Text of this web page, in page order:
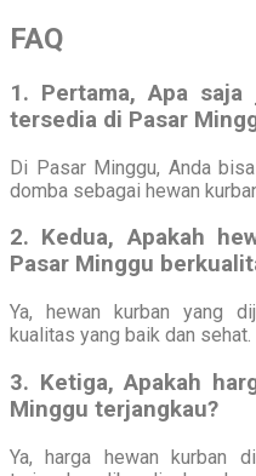
FAQ
1. Pertama, Apa
tersedia di Pasar
Di Pasar Minggu, Anda
domba sebagai hewan
2. Kedua, Apakah
Pasar Minggu
Ya, hewan kurban yang
kualitas yang baik dan sehat.
3. Ketiga, Apakah
Minggu terjangkau?
Ya, harga hewan kurban